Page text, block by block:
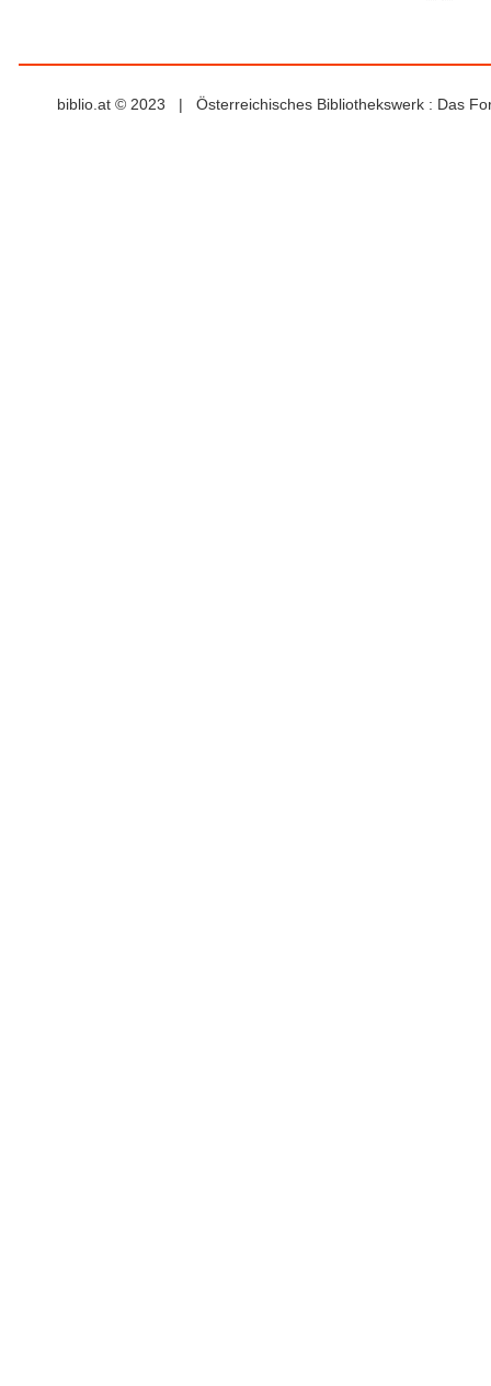
biblio.at © 2023 | Österreichisches Bibliothekswerk : Das